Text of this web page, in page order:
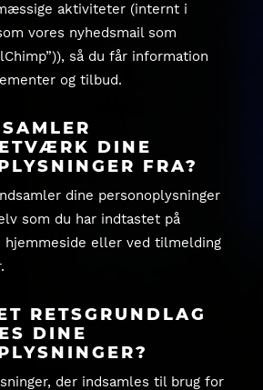
aktiviteter (internt i
vores nyhedsmail som
så du får information
og tilbud.
DINE
FRA?
dine personoplysninger
som du har indtastet på
hjemmeside eller ved tilmelding
RETSGRUNDLAG
DINE
der indsamles til brug for